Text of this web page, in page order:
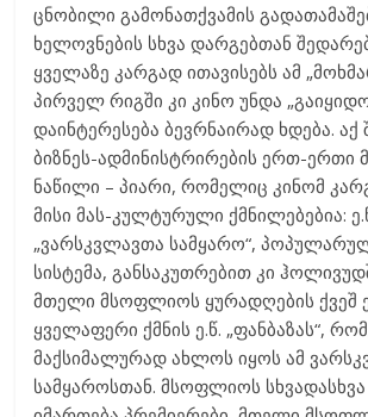
ცნობილი გამონათქვამის
ხელოვნების სხვა დარგებთან
ყველაზე კარგად ითავისებს ამ
პირველ რიგში კი კინო უნდა
დაინტერესება ბევრნაირად ხდება. აქ
ბიზნეს-ადმინისტრირების ერთ-ერთი
ნაწილი – პიარი, რომელიც კინომ
მისი მას-კულტურული ქმნილებებია:
„ვარსკვლავთა სამყარო“,
სისტემა, განსაკუთრებით კი
მთელი მსოფლიოს ყურადღების ქვეშ
ყველაფერი ქმნის ე.წ. „ფანბაზას“,
მაქსიმალურად ახლოს იყოს ამ
სამყაროსთან. მსოფლიოს